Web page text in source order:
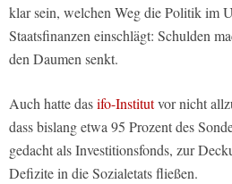
klar sein, welchen Weg die Politik im
Staatsfinanzen einschlägt: Schulden
den Daumen senkt.
Auch hatte dasifo-Institutvor nicht
dass bislang etwa 95 Prozent des
gedacht als Investitionsfonds, zur
Defizite in die Sozialetats fließen.